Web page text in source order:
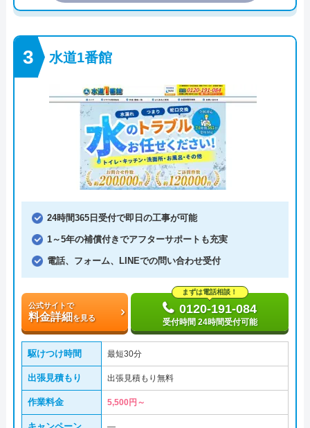
水道1番館
24時間365日受付で即日の工事が可能
1～5年の補償付きでアフターサポートも充実
電話、フォーム、LINEでの問い合わせ受付
公式サイトで
料金詳細を見る
まずは電話相談！
0120-191-084
受付時間 24時間受付可能
駆けつけ時間 最短30分
出張見積もり 出張見積もり無料
作業料金 5,500円～